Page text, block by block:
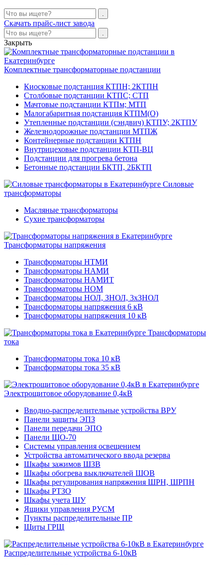
Скачать прайс-лист завода
Закрыть
Комплектные трансформаторные подстанции
Киосковые подстанция КТПН; 2КТПН
Столбовые подстанции КТПС; СТП
Мачтовые подстанции КТПм; МТП
Малогабаритная подстанция КТПМ(О)
Утепленные подстанции (сэндвич) КТПУ; 2КТПУ
Железнодорожные подстанции МТПЖ
Контейнерные подстанции КТПН
Внутрицеховые подстанции КТП-ВЦ
Подстанции для прогрева бетона
Бетонные подстанции БКТП, 2БКТП
Силовые
трансформаторы
Масляные трансформаторы
Сухие трансформаторы
Трансформаторы напряжения
Трансформаторы НТМИ
Трансформаторы НАМИ
Трансформаторы НАМИТ
Трансформаторы НОМ
Трансформаторы НОЛ, ЗНОЛ, 3хЗНОЛ
Трансформаторы напряжения 6 кВ
Трансформаторы напряжения 10 кВ
Трансформаторы
тока
Трансформаторы тока 10 кВ
Трансформаторы тока 35 кВ
Электрощитовое оборудование 0,4кВ
Вводно-распределительные устройства ВРУ
Панели защиты ЭПЗ
Панели передачи ЭПО
Панели ЩО-70
Системы управления освещением
Устройства автоматического ввода резерва
Шкафы зажимов ШЗВ
Шкафы обогрева выключателей ШОВ
Шкафы регулирования напряжения ШРН, ШРПН
Шкафы РТЗО
Шкафы учета ШУ
Ящики управления РУСМ
Пункты распределительные ПР
Щиты ГРЩ
Распределительные устройства 6-10кВ